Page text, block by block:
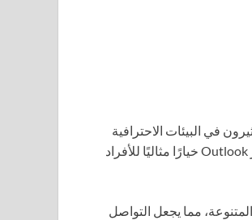
في البيئات الاحترافية
بسبب ميزاته القوية مثل جدولة المواعيد والتكامل مع خدمات Microsoft الأخرى. يعتبر Outlook خيارًا مثاليًا للأفراد
مما يجعل التواصل